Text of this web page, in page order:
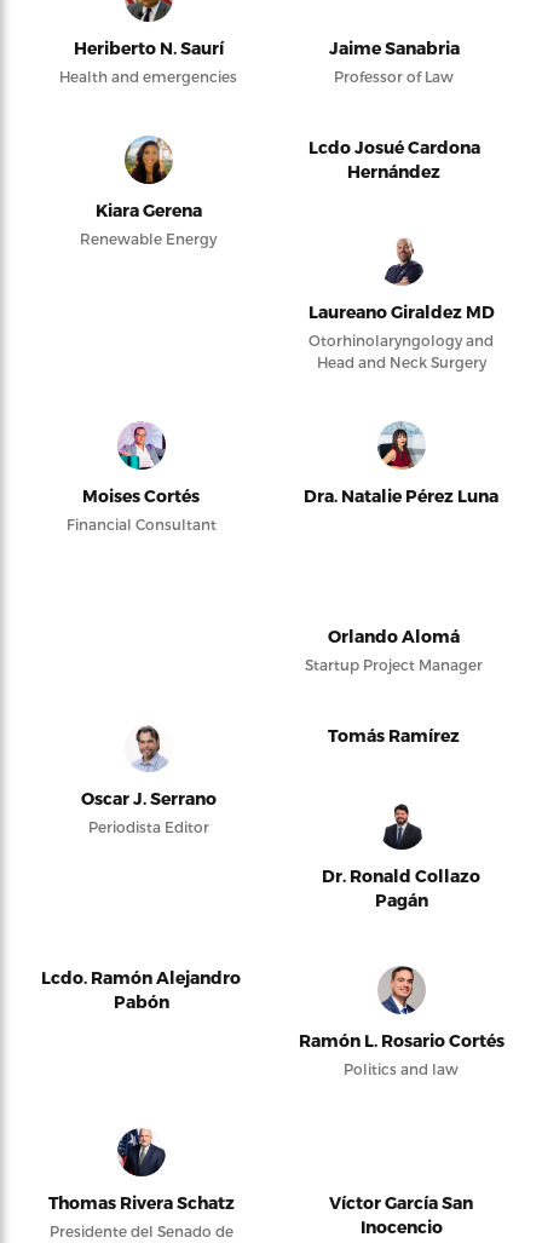
Heriberto N. Saurí
Health and emergencies
Jaime Sanabria
Professor of Law
Kiara Gerena
Renewable Energy
Lcdo Josué Cardona
Hernández
Laureano Giraldez MD
Otorhinolaryngology and
Head and Neck Surgery
Moises Cortés
Financial Consultant
Dra. Natalie Pérez Luna
Orlando Alomá
Startup Project Manager
Oscar J. Serrano
Periodista Editor
Tomás Ramírez
Dr. Ronald Collazo
Pagán
Lcdo. Ramón Alejandro
Pabón
Ramón L. Rosario Cortés
Politics and law
Thomas Rivera Schatz
Presidente del Senado de
Víctor García San
Inocencio